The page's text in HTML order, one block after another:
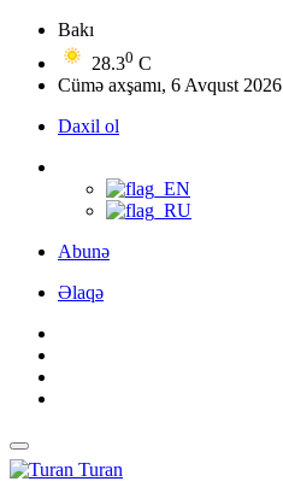
Bakı
28.30 C
Cümə axşamı, 6 Avqust 2026
Daxil ol
Abunə
Əlaqə
Turan